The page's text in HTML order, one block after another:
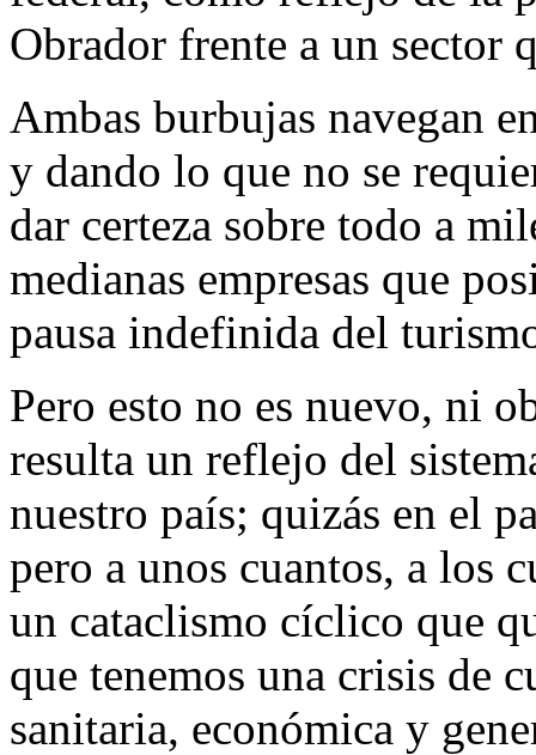
Obrador frente a un sector
Ambas burbujas navegan
y dando lo que no se
dar certeza sobre todo a
medianas empresas que
pausa indefinida del
Pero esto no es nuevo, ni
resulta un reflejo del
nuestro país; quizás en el
pero a unos cuantos, a los
un cataclismo cíclico que
que tenemos una crisis de
sanitaria, económica y